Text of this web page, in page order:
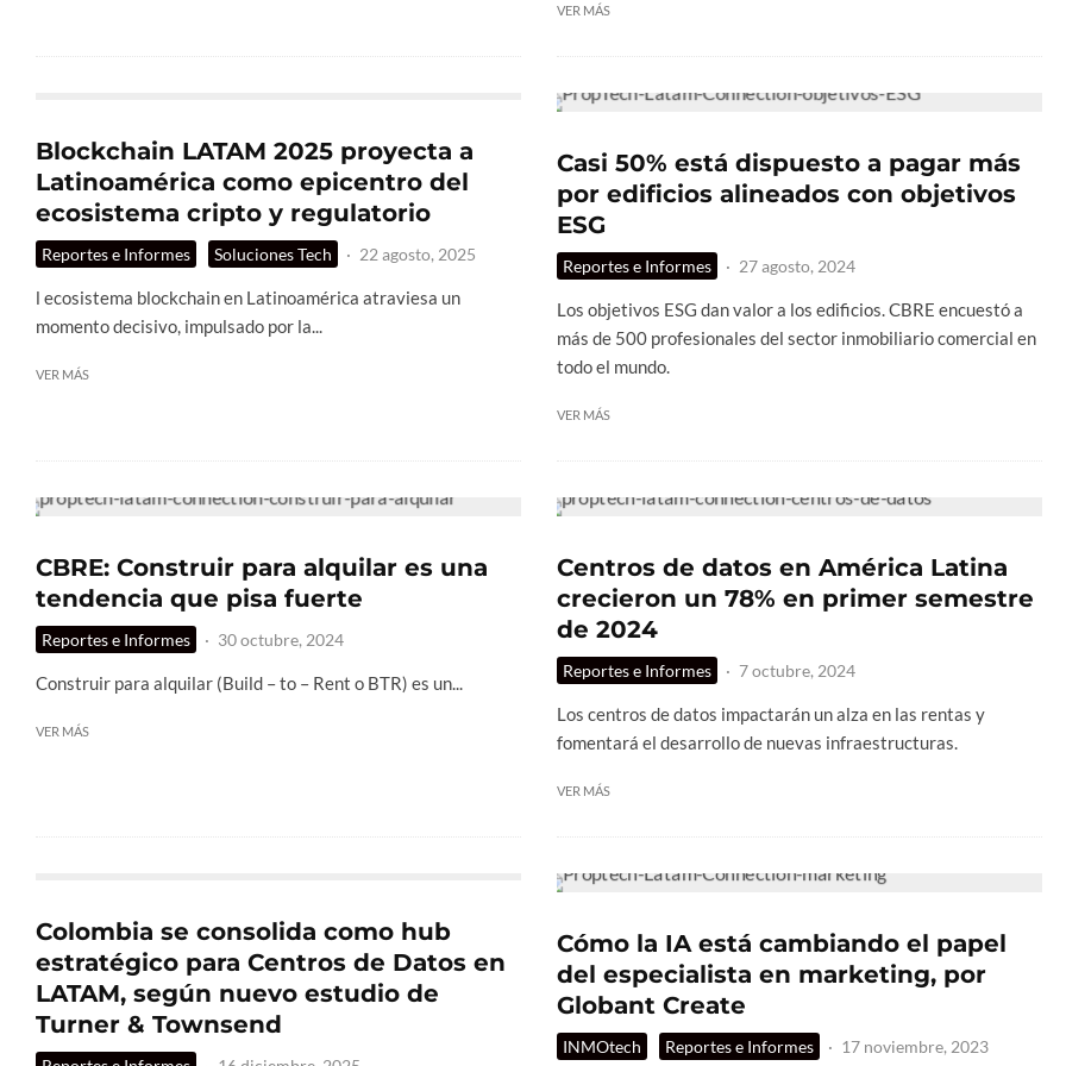
VER MÁS
Blockchain LATAM 2025 proyecta a
Latinoamérica como epicentro del
ecosistema cripto y regulatorio
Reportes e Informes Soluciones Tech · 22 agosto, 2025
l ecosistema blockchain en Latinoamérica atraviesa un
momento decisivo, impulsado por la...
VER MÁS
Casi 50% está dispuesto a pagar más
por edificios alineados con objetivos
ESG
Reportes e Informes · 27 agosto, 2024
Los objetivos ESG dan valor a los edificios. CBRE encuestó a
más de 500 profesionales del sector inmobiliario comercial en
todo el mundo.
VER MÁS
CBRE: Construir para alquilar es una
tendencia que pisa fuerte
Reportes e Informes · 30 octubre, 2024
Construir para alquilar (Build – to – Rent o BTR) es un...
VER MÁS
Centros de datos en América Latina
crecieron un 78% en primer semestre
de 2024
Reportes e Informes · 7 octubre, 2024
Los centros de datos impactarán un alza en las rentas y
fomentará el desarrollo de nuevas infraestructuras.
VER MÁS
Colombia se consolida como hub
estratégico para Centros de Datos en
LATAM, según nuevo estudio de
Turner & Townsend
Cómo la IA está cambiando el papel
del especialista en marketing, por
Globant Create
INMOtech Reportes e Informes · 17 noviembre, 2023